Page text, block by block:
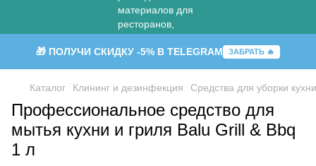
🎁 ПОЛУЧИ СКИДКУ -5% В TELEGRAM ЗАБРАТЬ 🔥
Каталог Клининг и дезинфекция Средства для уборки кухни
Профессиональное средство для
мытья кухни и гриля Balu Grill & Bbq
1 л